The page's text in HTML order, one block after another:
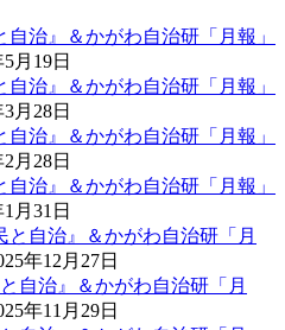
自治』＆かがわ自治研「月報」
月19日
自治』＆かがわ自治研「月報」
月28日
自治』＆かがわ自治研「月報」
月28日
自治』＆かがわ自治研「月報」
月31日
と自治』＆かがわ自治研「月
年12月27日
自治』＆かがわ自治研「月
年11月29日